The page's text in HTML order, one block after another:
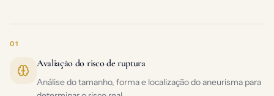
01
Avaliação do risco de ruptura
Análise do tamanho, forma e localização do aneurisma para